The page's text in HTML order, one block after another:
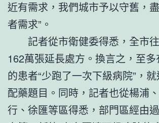
近有需求，我們城市予以守舊，
者需求”。
記者從市衛健委得悉，全市
162萬張延長處方。換言之，至
的患者“少跑了一次下級病院”，
配藥題目。同時，記者也從楊浦
行、徐匯等區得悉，部門區經由